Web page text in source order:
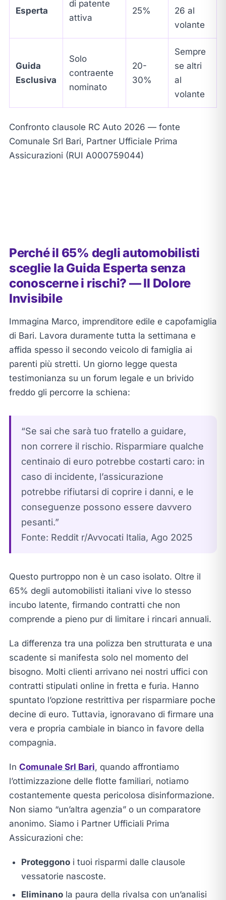
Esperta
di patente
attiva
25%
26 al
volante
Guida
Esclusiva
Solo
contraente
nominato
20-
30%
Sempre
se altri
al
volante
Confronto clausole RC Auto 2026 — fonte
Comunale Srl Bari, Partner Ufficiale Prima
Assicurazioni (RUI A000759044)
Perché il 65% degli automobilisti
sceglie la Guida Esperta senza
conoscerne i rischi? — Il Dolore
Invisibile
Immagina Marco, imprenditore edile e capofamiglia
di Bari. Lavora duramente tutta la settimana e
affida spesso il secondo veicolo di famiglia ai
parenti più stretti. Un giorno legge questa
testimonianza su un forum legale e un brivido
freddo gli percorre la schiena:
“Se sai che sarà tuo fratello a guidare,
non correre il rischio. Risparmiare qualche
centinaio di euro potrebbe costarti caro: in
caso di incidente, l’assicurazione
potrebbe rifiutarsi di coprire i danni, e le
conseguenze possono essere davvero
pesanti.”
Fonte: Reddit r/Avvocati Italia, Ago 2025
Questo purtroppo non è un caso isolato. Oltre il
65% degli automobilisti italiani vive lo stesso
incubo latente, firmando contratti che non
comprende a pieno pur di limitare i rincari annuali.
La differenza tra una polizza ben strutturata e una
scadente si manifesta solo nel momento del
bisogno. Molti clienti arrivano nei nostri uffici con
contratti stipulati online in fretta e furia. Hanno
spuntato l’opzione restrittiva per risparmiare poche
decine di euro. Tuttavia, ignoravano di firmare una
vera e propria cambiale in bianco in favore della
compagnia.
In Comunale Srl Bari, quando affrontiamo
l’ottimizzazione delle flotte familiari, notiamo
costantemente questa pericolosa disinformazione.
Non siamo “un’altra agenzia” o un comparatore
anonimo. Siamo i Partner Ufficiali Prima
Assicurazioni che:
Proteggonoi tuoi risparmi dalle clausole
vessatorie nascoste.
Eliminanola paura della rivalsa con un’analisi